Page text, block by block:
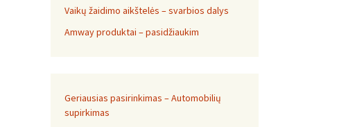
Vaikų žaidimo aikštelės – svarbios dalys
Amway produktai – pasidžiaukim
Geriausias pasirinkimas – Automobilių
supirkimas